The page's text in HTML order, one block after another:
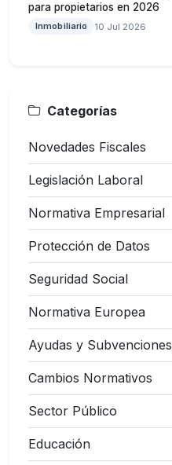
para propietarios en 2026
Inmobiliario 10 Jul 2026
Categorías
Novedades Fiscales
Legislación Laboral
Normativa Empresarial
Protección de Datos
Seguridad Social
Normativa Europea
Ayudas y Subvenciones
Cambios Normativos
Sector Público
Educación